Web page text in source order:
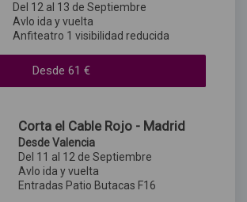
Del 12 al 13 de Septiembre
Avlo ida y vuelta
Anfiteatro 1 visibilidad reducida
Desde 61 €
Corta el Cable Rojo - Madrid
Desde Valencia
Del 11 al 12 de Septiembre
Avlo ida y vuelta
Entradas Patio Butacas F16